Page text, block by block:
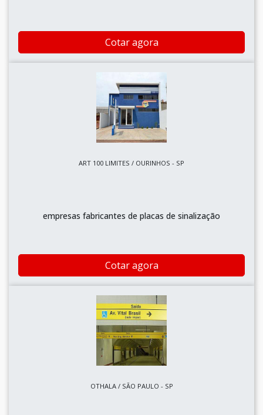
Cotar agora
ART 100 LIMITES / OURINHOS - SP
empresas fabricantes de placas de sinalização
Cotar agora
OTHALA / SÃO PAULO - SP